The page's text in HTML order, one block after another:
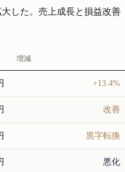
した。売上成長と損益改善
増減
+13.4%
改善
黒字転換
悪化